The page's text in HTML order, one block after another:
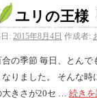
ユリの王様
: 2015年8月4日 作成者:
合の季節 毎日、とん
なりました。 そんな
大きさが20セ … 続き